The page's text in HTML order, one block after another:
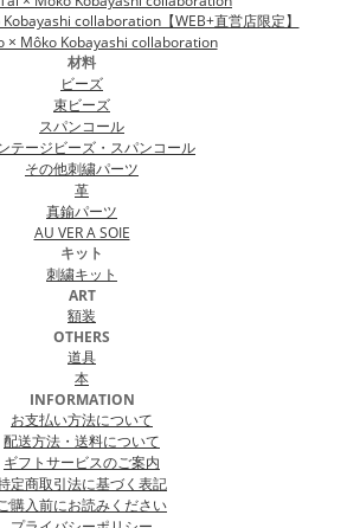
collaboration【WEB+直営店限定】
× Môko Kobayashi collaboration
材料
ビーズ
束ビーズ
スパンコール
テージビーズ・スパンコール
その他刺繍パーツ
革
真鍮パーツ
AU VER A SOIE
キット
刺繍キット
ART
額装
OTHERS
道具
本
INFORMATION
お支払い方法について
配送方法・送料について
ギフトサービスのご案内
定商取引法に基づく表記
購入前にお読みください